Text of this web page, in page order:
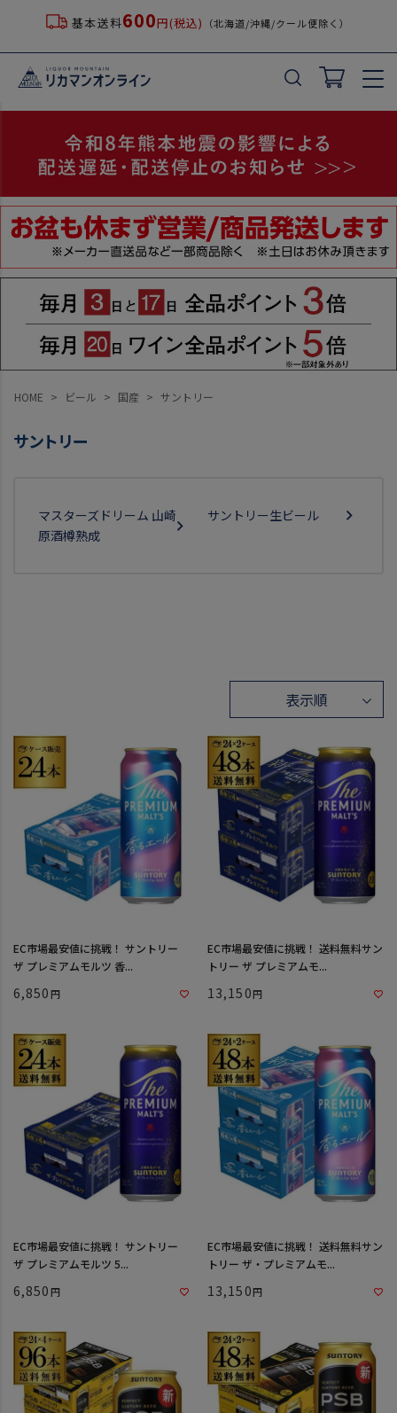
基本送料600円(税込) （北海道/沖縄/クール便除く）
HOME ビール 国産 サントリー
サントリー
マスターズドリーム 山崎
原酒樽熟成
サントリー生ビール
EC市場最安値に挑戦！ サントリー
ザ プレミアムモルツ 香...
6,850
EC市場最安値に挑戦！ 送料無料サン
トリー ザ プレミアムモ...
13,150
EC市場最安値に挑戦！ サントリー
ザ プレミアムモルツ 5...
6,850
EC市場最安値に挑戦！ 送料無料サン
トリー ザ・プレミアムモ...
13,150